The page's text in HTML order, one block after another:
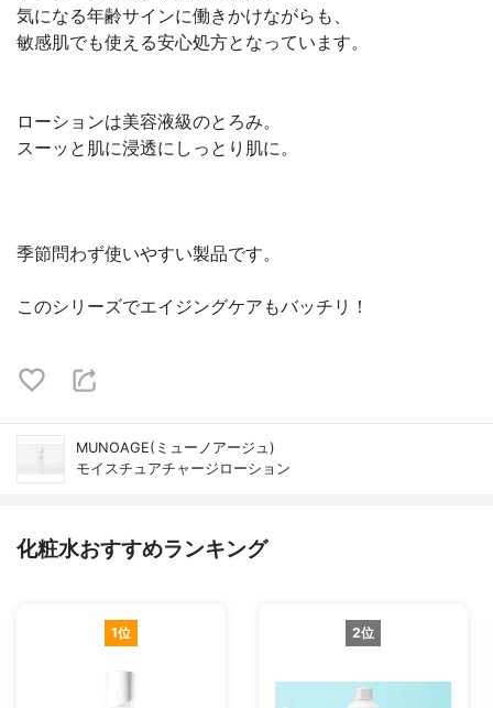
気になる年齢サインに働きかけながらも、
敏感肌でも使える安心処方となっています。
ローションは美容液級のとろみ。
スーッと肌に浸透にしっとり肌に。
季節問わず使いやすい製品です。
このシリーズでエイジングケアもバッチリ！
MUNOAGE(ミューノアージュ)
モイスチュアチャージローション
化粧水おすすめランキング
1位 2位